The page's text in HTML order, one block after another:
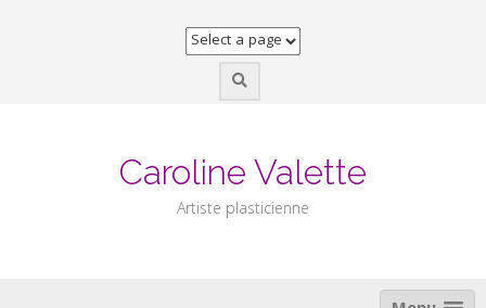
Caroline Valette
Artiste plasticienne